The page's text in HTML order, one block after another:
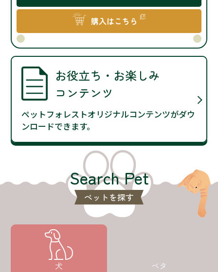
購入はこちら
お役立ち・お楽しみ
コンテンツ
ペットフォレストオリジナルコンテンツがダウ
ンロードできます。
Search Pet
ペットを探す
犬 ベタ